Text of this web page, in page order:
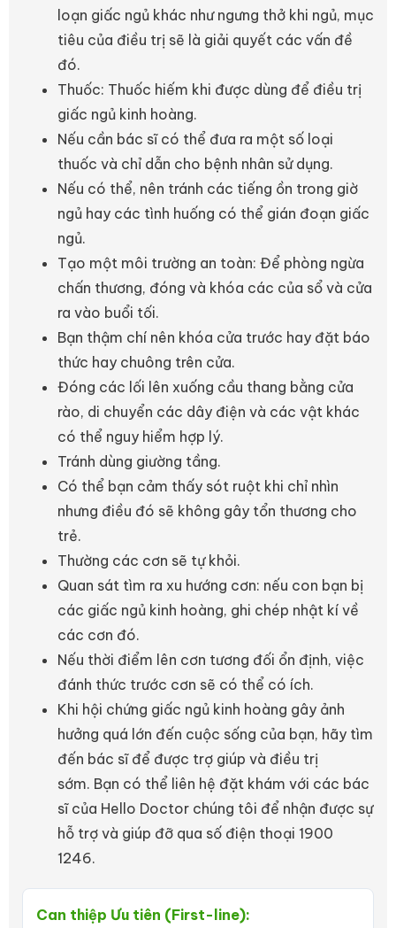
loạn giấc ngủ khác như ngưng thở khi ngủ, mục
tiêu của điều trị sẽ là giải quyết các vấn đề
đó.
Thuốc: Thuốc hiếm khi được dùng để điều trị
giấc ngủ kinh hoàng.
Nếu cần bác sĩ có thể đưa ra một số loại
thuốc và chỉ dẫn cho bệnh nhân sử dụng.
Nếu có thể, nên tránh các tiếng ồn trong giờ
ngủ hay các tình huống có thể gián đoạn giấc
ngủ.
Tạo một môi trường an toàn: Để phòng ngừa
chấn thương, đóng và khóa các của sổ và cửa
ra vào buổi tối.
Bạn thậm chí nên khóa cửa trước hay đặt báo
thức hay chuông trên cửa.
Đóng các lối lên xuống cầu thang bằng cửa
rào, di chuyển các dây điện và các vật khác
có thể nguy hiểm hợp lý.
Tránh dùng giường tầng.
Có thể bạn cảm thấy sót ruột khi chỉ nhìn
nhưng điều đó sẽ không gây tổn thương cho
trẻ.
Thường các cơn sẽ tự khỏi.
Quan sát tìm ra xu hướng cơn: nếu con bạn bị
các giấc ngủ kinh hoàng, ghi chép nhật kí về
các cơn đó.
Nếu thời điểm lên cơn tương đối ổn định, việc
đánh thức trước cơn sẽ có thể có ích.
Khi hội chứng giấc ngủ kinh hoàng gây ảnh
hưởng quá lớn đến cuộc sống của bạn, hãy tìm
đến bác sĩ để được trợ giúp và điều trị
sớm. Bạn có thể liên hệ đặt khám với các bác
sĩ của Hello Doctor chúng tôi để nhận được sự
hỗ trợ và giúp đỡ qua số điện thoại 1900
1246.
Can thiệp Ưu tiên (First-line):